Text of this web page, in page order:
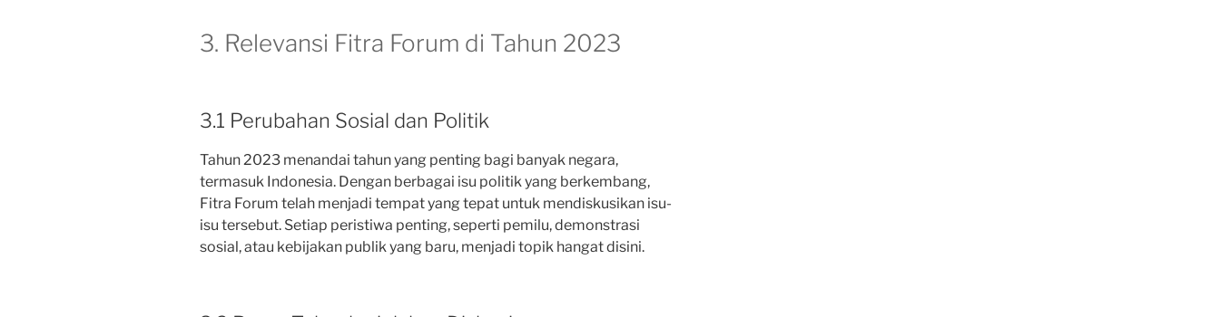
3. Relevansi Fitra Forum di Tahun 2023
3.1 Perubahan Sosial dan Politik
Tahun 2023 menandai tahun yang penting bagi banyak negara,
termasuk Indonesia. Dengan berbagai isu politik yang berkembang,
Fitra Forum telah menjadi tempat yang tepat untuk mendiskusikan isu-
isu tersebut. Setiap peristiwa penting, seperti pemilu, demonstrasi
sosial, atau kebijakan publik yang baru, menjadi topik hangat disini.